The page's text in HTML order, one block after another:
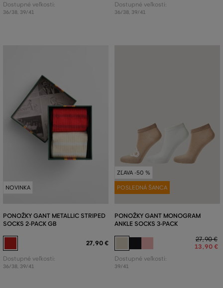
Dostupné veľkosti:
36/38, 39/41
Dostupné veľkosti:
36/38, 39/41
NOVINKA
PONOŽKY GANT METALLIC STRIPED
SOCKS 2-PACK GB
27,90 €
Dostupné veľkosti:
36/38, 39/41
ZĽAVA -50 %
POSLEDNÁ ŠANCA
PONOŽKY GANT MONOGRAM
ANKLE SOCKS 3-PACK
27,90 €
13,90 €
Dostupné veľkosti:
39/41